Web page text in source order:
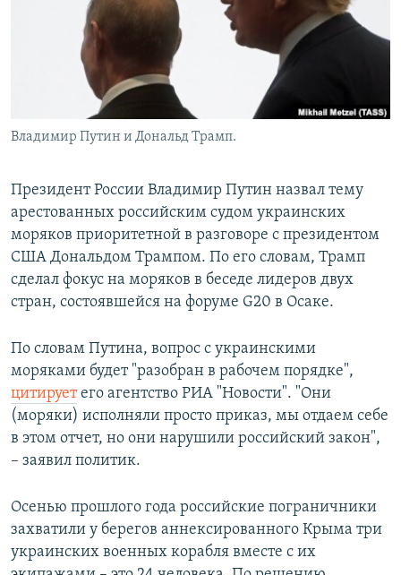
Владимир Путин и Дональд Трамп.
Президент России Владимир Путин назвал тему
арестованных российским судом украинских
моряков приоритетной в разговоре с президентом
США Дональдом Трампом. По его словам, Трамп
сделал фокус на моряков в беседе лидеров двух
стран, состоявшейся на форуме G20 в Осаке.
По словам Путина, вопрос с украинскими
моряками будет "разобран в рабочем порядке",
цитируетего агентство РИА "Новости". "Они
(моряки) исполняли просто приказ, мы отдаем себе
в этом отчет, но они нарушили российский закон",
– заявил политик.
Осенью прошлого года российские пограничники
захватили у берегов аннексированного Крыма три
украинских военных корабля вместе с их